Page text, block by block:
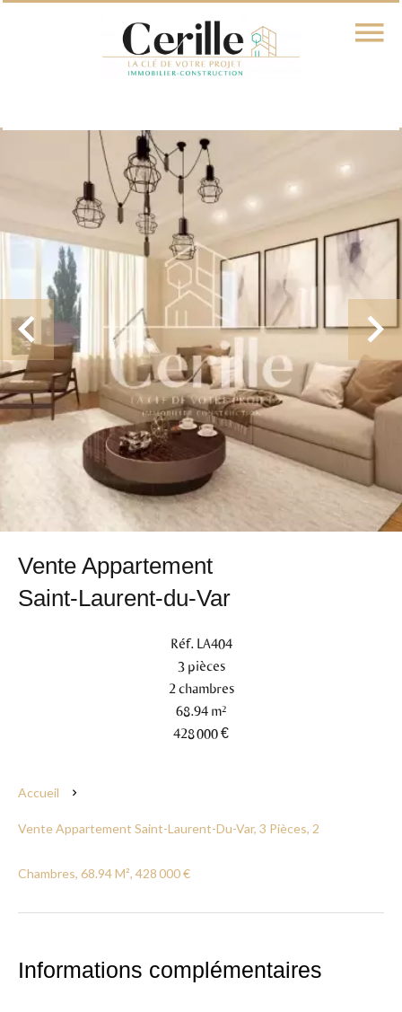
Vente Appartement
Saint-Laurent-du-Var
Réf. LA404
3 pièces
2 chambres
68.94 m²
428 000 €
Accueil
Vente Appartement Saint-Laurent-Du-Var, 3 Pièces, 2
Chambres, 68.94 M², 428 000 €
Informations complémentaires